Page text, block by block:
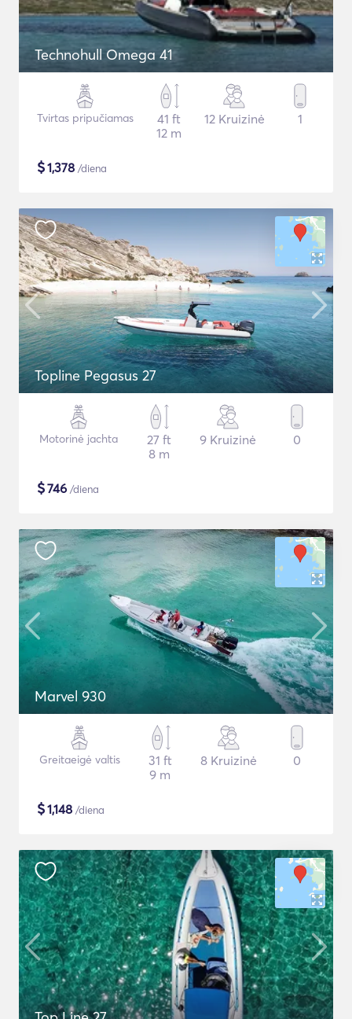
Technohull Omega 41
Tvirtas pripučiamas
41 ft
12 m
12 Kruizinė 1
$1,378 /diena
Topline Pegasus 27
Motorinė jachta
27 ft
8 m
9 Kruizinė 0
$746 /diena
Marvel 930
Greitaeigė valtis
31 ft
9 m
8 Kruizinė 0
$1,148 /diena